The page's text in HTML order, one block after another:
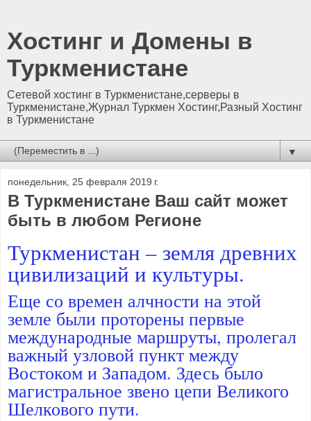
Хостинг и Домены в
Туркменистане
Сетевой хостинг в Туркменистане,серверы в
Туркменистане,Журнал Туркмен Хостинг,Разный Хостинг
в Туркменистане
▼
понедельник, 25 февраля 2019 г.
В Туркменистане Ваш сайт может
быть в любом Регионе
Туркменистан – земля древних
цивилизаций и культуры.
Еще со времен алчности на этой
земле были проторены первые
международные маршруты, пролегал
важный узловой пункт между
Востоком и Западом. Здесь было
магистральное звено цепи Великого
Шелкового пути.